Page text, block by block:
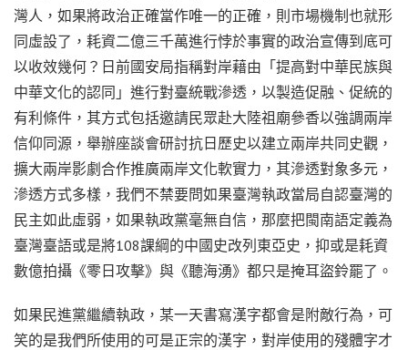
灣人，如果將政治正確當作唯一的正確，則市場機制也就形
同虛設了，耗資二億三千萬進行悖於事實的政治宣傳到底可
以收效幾何？日前國安局指稱對岸藉由「提高對中華民族與
中華文化的認同」進行對臺統戰滲透，以製造促融、促統的
有利條件，其方式包括邀請民眾赴大陸祖廟參香以強調兩岸
信仰同源，舉辦座談會研討抗日歷史以建立兩岸共同史觀，
擴大兩岸影劇合作推廣兩岸文化軟實力，其滲透對象多元，
滲透方式多樣，我們不禁要問如果臺灣執政當局自認臺灣的
民主如此虛弱，如果執政黨毫無自信，那麼把閩南語定義為
臺灣臺語或是將108課綱的中國史改列東亞史，抑或是耗資
數億拍攝《零日攻擊》與《聽海湧》都只是掩耳盜鈴罷了。
如果民進黨繼續執政，某一天書寫漢字都會是附敵行為，可
笑的是我們所使用的可是正宗的漢字，對岸使用的殘體字才